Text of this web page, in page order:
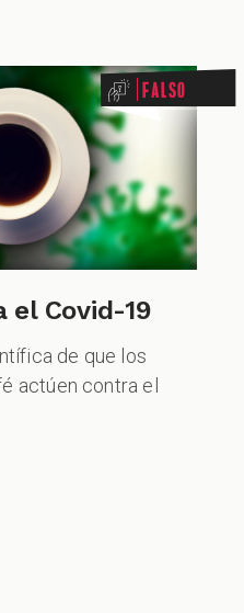
Falso
el Covid-19
de que los
actúen contra el